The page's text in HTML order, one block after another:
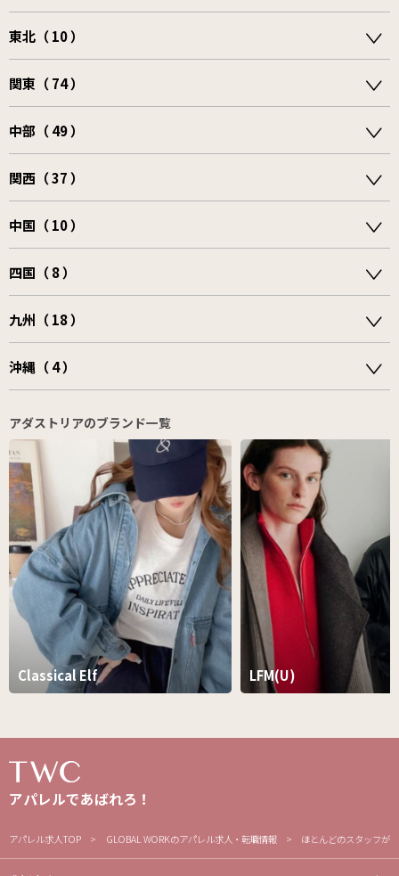
東北（ 10 ）
関東（ 74 ）
中部（ 49 ）
関西（ 37 ）
中国（ 10 ）
四国（ 8 ）
九州（ 18 ）
沖縄（ 4 ）
アダストリアのブランド一覧
Classical Elf LFM(U)
アパレルであばれろ！
アパレル求人TOP GLOBAL WORKのアパレル求人・転職情報 ほとんどのスタッフが